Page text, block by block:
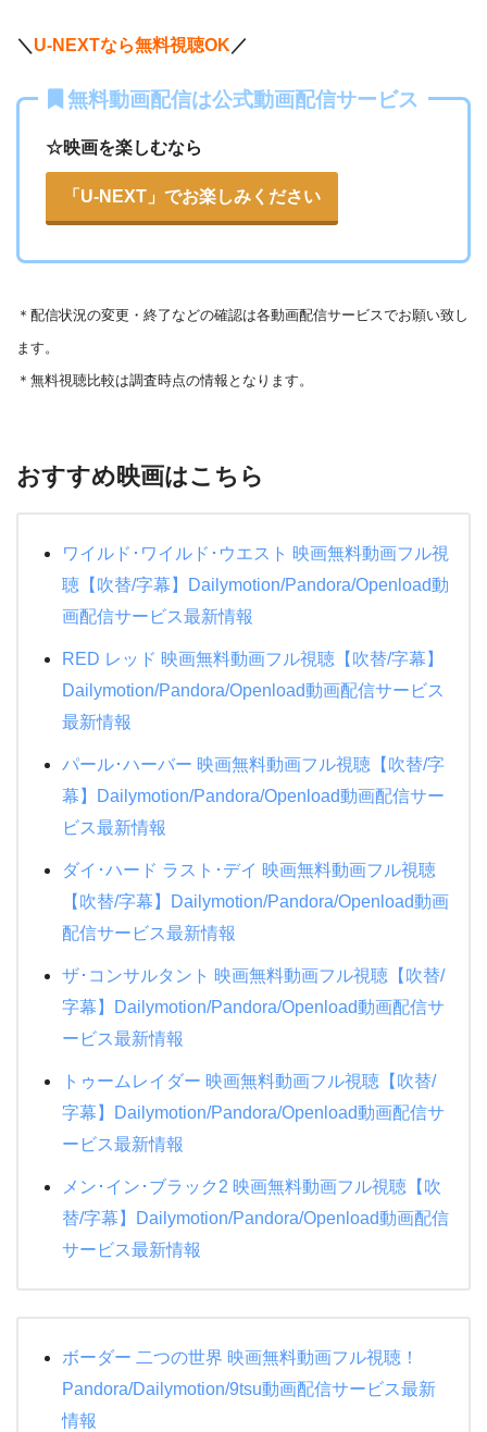
＼ U-NEXTなら無料視聴OK ／
無料動画配信は公式動画配信サービス
☆映画を楽しむなら
「U-NEXT」でお楽しみください
＊ 配信状況の変更・終了などの確認は各動画配信サービスでお願い致し
ます。
＊無料視聴比較は調査時点の情報となります。
おすすめ映画はこちら
ワイルド･ワイルド･ウエスト 映画無料動画フル視
聴【吹替/字幕】Dailymotion/Pandora/Openload動
画配信サービス最新情報
RED レッド 映画無料動画フル視聴【吹替/字幕】
Dailymotion/Pandora/Openload動画配信サービス
最新情報
パール･ハーバー 映画無料動画フル視聴【吹替/字
幕】Dailymotion/Pandora/Openload動画配信サー
ビス最新情報
ダイ･ハード ラスト･デイ 映画無料動画フル視聴
【吹替/字幕】Dailymotion/Pandora/Openload動画
配信サービス最新情報
ザ･コンサルタント 映画無料動画フル視聴【吹替/
字幕】Dailymotion/Pandora/Openload動画配信サ
ービス最新情報
トゥームレイダー 映画無料動画フル視聴【吹替/
字幕】Dailymotion/Pandora/Openload動画配信サ
ービス最新情報
メン･イン･ブラック2 映画無料動画フル視聴【吹
替/字幕】Dailymotion/Pandora/Openload動画配信
サービス最新情報
ボーダー 二つの世界 映画無料動画フル視聴！
Pandora/Dailymotion/9tsu動画配信サービス最新
情報